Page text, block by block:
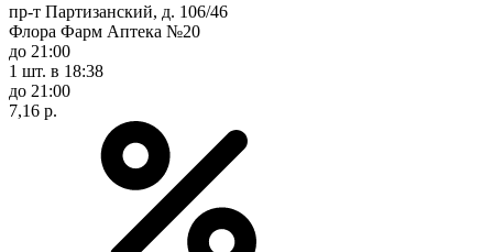
пр-т Партизанский, д. 106/46
Флора Фарм Аптека №20
до 21:00
1 шт. в 18:38
до 21:00
7,16 р.